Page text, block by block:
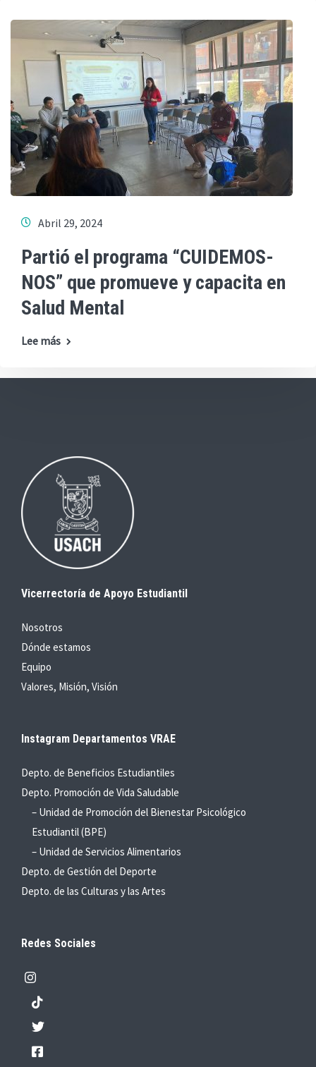
Abril 29, 2024
Partió el programa “CUIDEMOS-
NOS” que promueve y capacita en
Salud Mental
Lee más
Vicerrectoría de Apoyo Estudiantil
Nosotros
Dónde estamos
Equipo
Valores, Misión, Visión
Instagram Departamentos VRAE
Depto. de Beneficios Estudiantiles
Depto. Promoción de Vida Saludable
– Unidad de Promoción del Bienestar Psicológico
Estudiantil (BPE)
– Unidad de Servicios Alimentarios
Depto. de Gestión del Deporte
Depto. de las Culturas y las Artes
Redes Sociales